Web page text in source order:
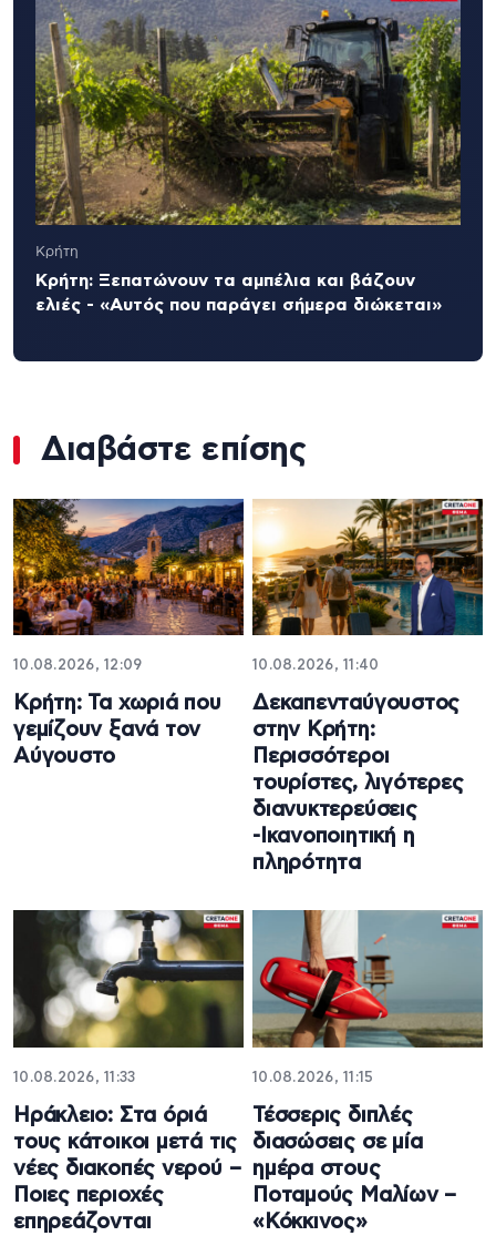
Κρήτη
Κρήτη: Ξεπατώνουν τα αμπέλια και βάζουν
ελιές - «Αυτός που παράγει σήμερα διώκεται»
Διαβάστε επίσης
10.08.2026, 12:09
Κρήτη: Τα χωριά που
γεμίζουν ξανά τον
Αύγουστο
10.08.2026, 11:40
Δεκαπενταύγουστος
στην Κρήτη:
Περισσότεροι
τουρίστες, λιγότερες
διανυκτερεύσεις
-Ικανοποιητική η
πληρότητα
10.08.2026, 11:33
Ηράκλειο: Στα όριά
τους κάτοικοι μετά τις
νέες διακοπές νερού –
Ποιες περιοχές
επηρεάζονται
10.08.2026, 11:15
Τέσσερις διπλές
διασώσεις σε μία
ημέρα στους
Ποταμούς Μαλίων –
«Κόκκινος»